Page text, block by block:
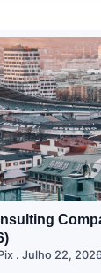
Julho 22,